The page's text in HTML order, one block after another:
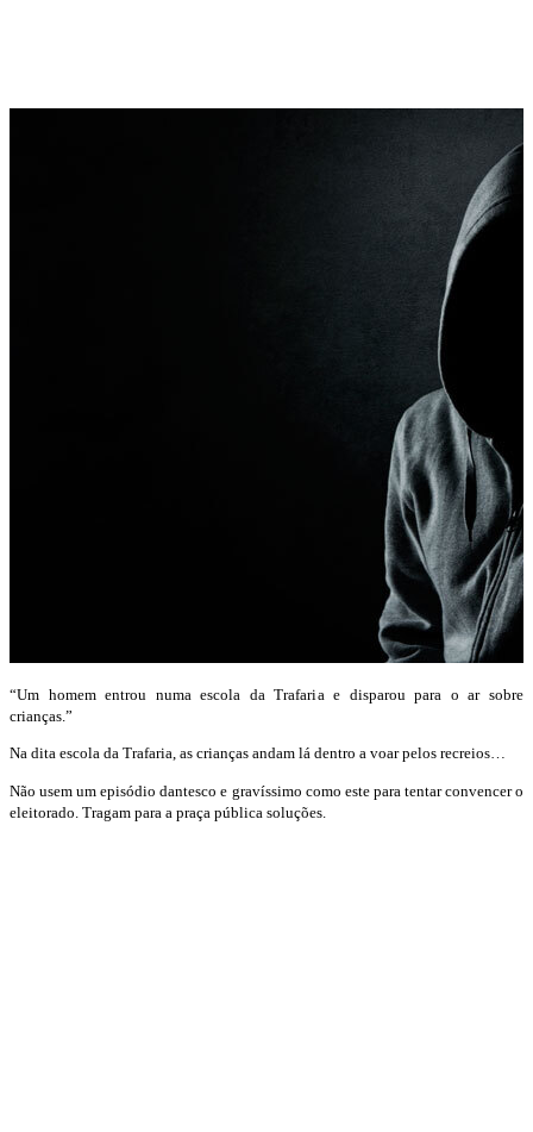
“Um homem entrou numa escola da Trafaria e disparou para o ar sobre
crianças.”
Na dita escola da Trafaria, as crianças andam lá dentro a voar pelos recreios…
Não usem um episódio dantesco e gravíssimo como este para tentar convencer o
eleitorado. Tragam para a praça pública soluções.